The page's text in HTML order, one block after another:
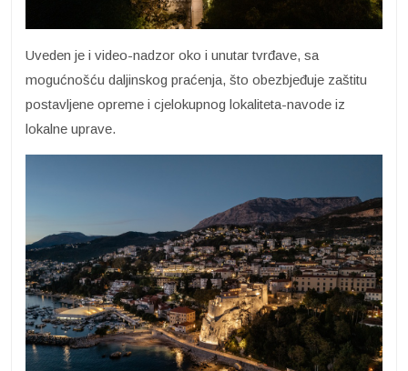
Uveden je i video-nadzor oko i unutar tvrđave, sa
mogućnošću daljinskog praćenja, što obezbjeđuje zaštitu
postavljene opreme i cjelokupnog lokaliteta-navode iz
lokalne uprave.